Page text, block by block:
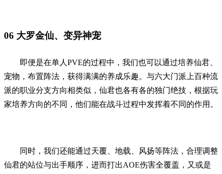
06 大罗金仙、变异神宠
即便是在单人PVE的过程中，我们也可以通过培养仙君、
宠物，布置阵法，获得满满的养成乐趣。与六大门派上百种流
派的职业分支方向相类似，仙君也各有各的独门绝技，根据玩
家培养方向的不同，他们能在战斗过程中发挥着不同的作用。
同时，我们还能通过天覆、地载、风扬等阵法，合理调整
仙君的站位与出手顺序，进而打出AOE伤害全覆盖，又或是